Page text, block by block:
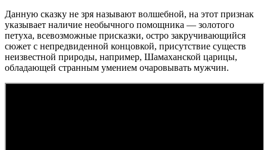
Данную сказку не зря называют волшебной, на этот признак
указывает наличие необычного помощника — золотого
петуха, всевозможные присказки, остро закручивающийся
сюжет с непредвиденной концовкой, присутствие существ
неизвестной природы, например, Шамаханской царицы,
обладающей странным умением очаровывать мужчин.